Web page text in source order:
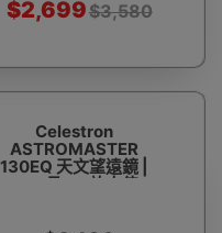
$2,699$3,580
Celestron
ASTROMASTER
130EQ 天文望遠鏡 |
32.5及65 放大倍